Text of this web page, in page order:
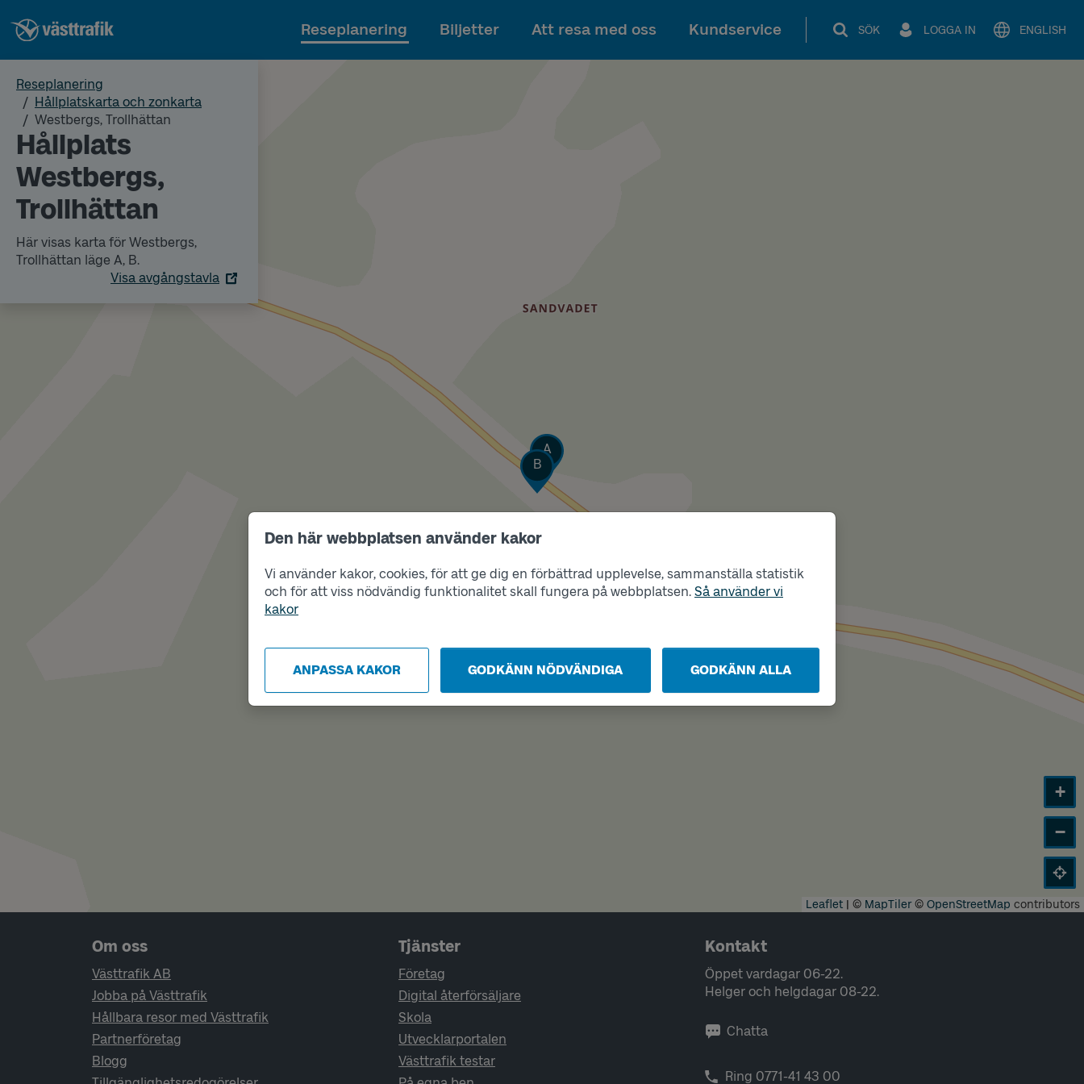
Den här webbplatsen använder kakor
Vi använder kakor, cookies, för att ge dig en förbättrad upplevelse, sammanställa statistik
och för att viss nödvändig funktionalitet skall fungera på webbplatsen. Så använder vi
kakor
ANPASSA KAKOR GODKÄNN NÖDVÄNDIGA GODKÄNN ALLA
Till innehållet
Reseplanering Biljetter Att resa med oss Kundservice SÖK LOGGA IN ENGLISH
Reseplanering
Hållplatskarta och zonkarta
Westbergs, Trollhättan
Hållplats
Westbergs,
Trollhättan
Här visas karta för Westbergs,
Trollhättan läge A, B.
Visa avgångstavla
Läge
A
Läge
B
+
−
Leaflet | © MapTiler© OpenStreetMap contributors
Sidfotsnavigering
Om oss
Västtrafik AB
Jobba på Västtrafik
Hållbara resor med Västtrafik
Partnerföretag
Blogg
Tjänster
Företag
Digital återförsäljare
Skola
Utvecklarportalen
Västtrafik testar
Kontakt
Öppet vardagar 06-22.
Helger och helgdagar 08-22.
Chatta
Ring 0771-41 43 00